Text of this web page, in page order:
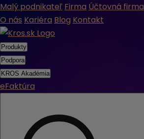
Malý podnikateľ Firma Účtovná firma
O nás Kariéra Blog Kontakt
Produkty
Podpora
KROS Akadémia
eFaktúra